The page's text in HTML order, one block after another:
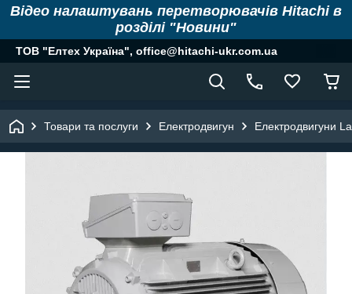
Відео налаштувань перетворювачів Hitachi в
розділі "Новини"
ТОВ "Елтех Україна", office@hitachi-ukr.com.ua
Товари та послуги Електродвигун Електродвигуни